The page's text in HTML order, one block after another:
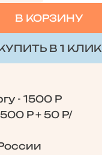
В КОРЗИНУ
В 1 КЛИК
- 1500 Р
Р + 50 Р/